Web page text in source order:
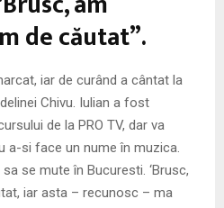
de căutat”.
iar de curând a cântat la
Chivu. Iulian a fost
de la PRO TV, dar va
a-si face un nume în muzica.
se mute în Bucuresti. ‘Brusc,
iar asta – recunosc – ma